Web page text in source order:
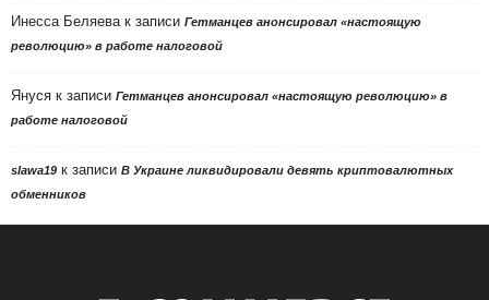
Инесса Беляева к записи Гетманцев анонсировал «настоящую
революцию» в работе налоговой
Януся к записи Гетманцев анонсировал «настоящую революцию» в
работе налоговой
slawa19 к записи В Украине ликвидировали девять криптовалютных
обменников